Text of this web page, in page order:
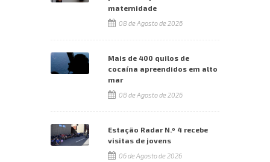
maternidade
08 de Agosto de 2026
Mais de 400 quilos de
cocaína apreendidos em alto
mar
08 de Agosto de 2026
Estação Radar N.º 4 recebe
visitas de jovens
06 de Agosto de 2026